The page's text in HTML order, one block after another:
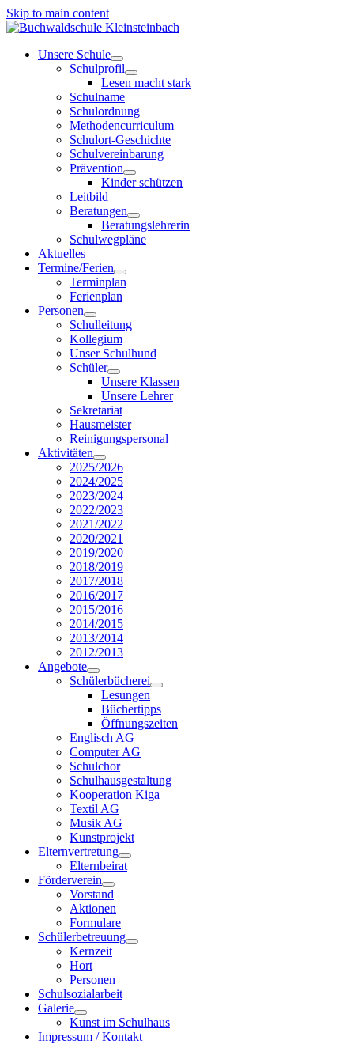
Skip to main content
Unsere Schule
Schulprofil
Lesen macht stark
Schulname
Schulordnung
Methodencurriculum
Schulort-Geschichte
Schulvereinbarung
Prävention
Kinder schützen
Leitbild
Beratungen
Beratungslehrerin
Schulwegpläne
Aktuelles
Termine/Ferien
Terminplan
Ferienplan
Personen
Schulleitung
Kollegium
Unser Schulhund
Schüler
Unsere Klassen
Unsere Lehrer
Sekretariat
Hausmeister
Reinigungspersonal
Aktivitäten
2025/2026
2024/2025
2023/2024
2022/2023
2021/2022
2020/2021
2019/2020
2018/2019
2017/2018
2016/2017
2015/2016
2014/2015
2013/2014
2012/2013
Angebote
Schülerbücherei
Lesungen
Büchertipps
Öffnungszeiten
Englisch AG
Computer AG
Schulchor
Schulhausgestaltung
Kooperation Kiga
Textil AG
Musik AG
Kunstprojekt
Elternvertretung
Elternbeirat
Förderverein
Vorstand
Aktionen
Formulare
Schülerbetreuung
Kernzeit
Hort
Personen
Schulsozialarbeit
Galerie
Kunst im Schulhaus
Impressum / Kontakt